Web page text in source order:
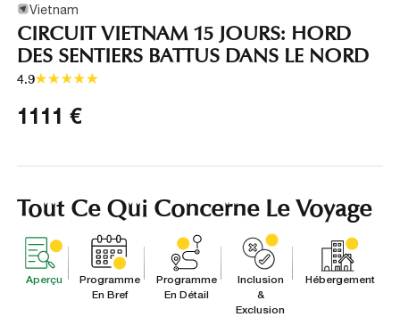
Vietnam
CIRCUIT VIETNAM 15 JOURS: HORD
DES SENTIERS BATTUS DANS LE NORD
4.9
1111 €
Tout Ce Qui Concerne Le Voyage
Aperçu
Programme
En Bref
Programme
En Détail
Inclusion
&
Exclusion
Hébergement